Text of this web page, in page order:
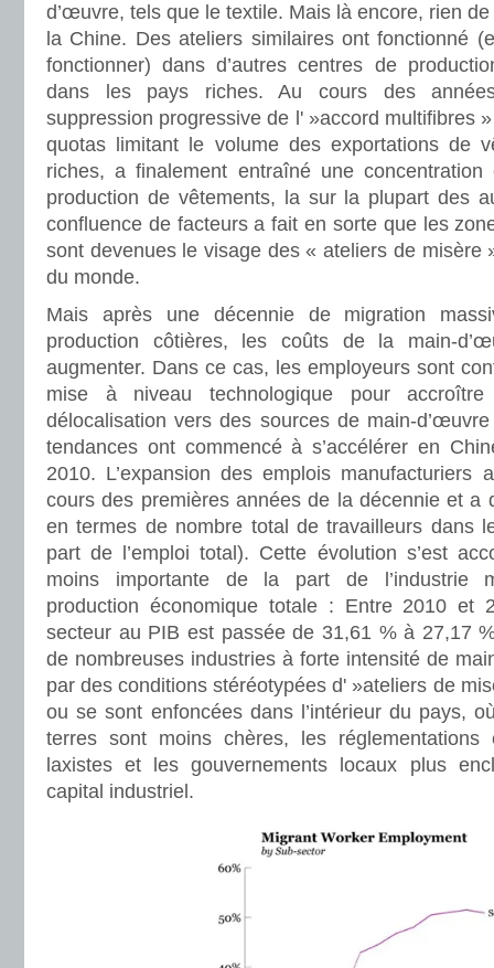
d’œuvre, tels que le textile. Mais là encore, rien de
la Chine. Des ateliers similaires ont fonctionné
fonctionner) dans d’autres centres de
dans les pays riches. Au cours des
suppression progressive de l' »accord multifibres
quotas limitant le volume des exportations de
riches, a finalement entraîné une
production de vêtements, la sur la plupart des
confluence de facteurs a fait en sorte que les
sont devenues le visage des « ateliers de misère
du monde.
Mais après une décennie de migration
production côtières, les coûts de la main-
augmenter. Dans ce cas, les employeurs sont
mise à niveau technologique pour
délocalisation vers des sources de main-
tendances ont commencé à s’accélérer en
2010. L’expansion des emplois manufacturiers
cours des premières années de la décennie et a
en termes de nombre total de travailleurs dans
part de l’emploi total). Cette évolution s’est
moins importante de la part de l’industrie
production économique totale : Entre 2010 et
secteur au PIB est passée de 31,61 % à 27,17
de nombreuses industries à forte intensité de
par des conditions stéréotypées d' »ateliers de
ou se sont enfoncées dans l’intérieur du pays,
terres sont moins chères, les réglementations
laxistes et les gouvernements locaux plus
capital industriel.